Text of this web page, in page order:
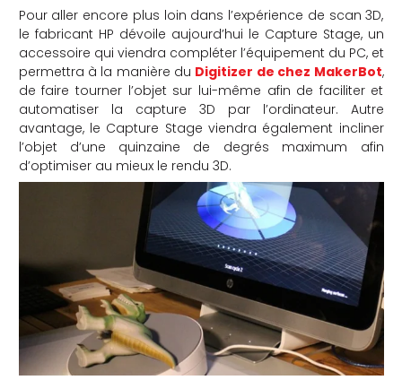
Pour aller encore plus loin dans l’expérience de scan 3D,
le fabricant HP dévoile aujourd’hui le Capture Stage, un
accessoire qui viendra compléter l’équipement du PC, et
permettra à la manière du Digitizer de chez MakerBot,
de faire tourner l’objet sur lui-même afin de faciliter et
automatiser la capture 3D par l’ordinateur. Autre
avantage, le Capture Stage viendra également incliner
l’objet d’une quinzaine de degrés maximum afin
d’optimiser au mieux le rendu 3D.